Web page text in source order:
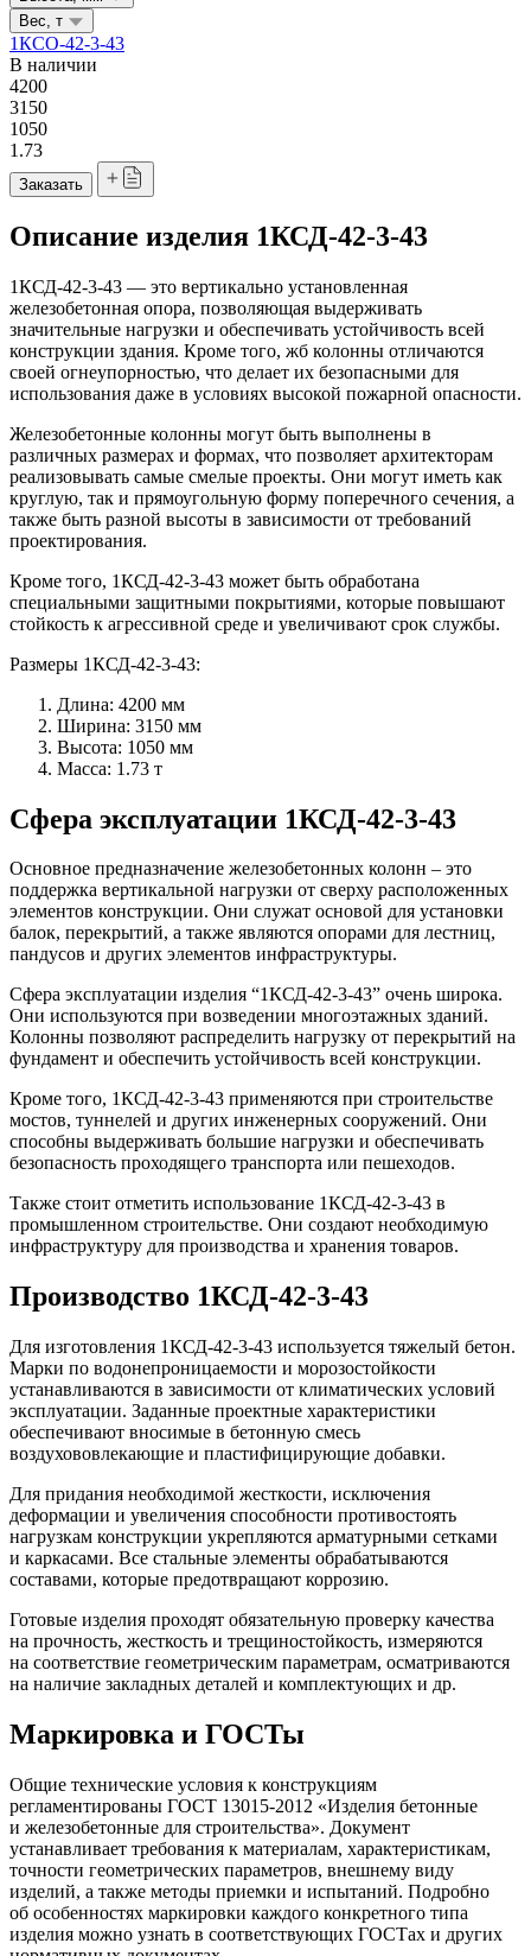
Вес, т
1КСО-42-3-43
В наличии
4200
3150
1050
1.73
Заказать
Описание изделия 1КСД-42-3-43
1КСД-42-3-43 — это вертикально установленная
железобетонная опора, позволяющая выдерживать
значительные нагрузки и обеспечивать устойчивость всей
конструкции здания. Кроме того, жб колонны отличаются
своей огнеупорностью, что делает их безопасными для
использования даже в условиях высокой пожарной опасности.
Железобетонные колонны могут быть выполнены в
различных размерах и формах, что позволяет архитекторам
реализовывать самые смелые проекты. Они могут иметь как
круглую, так и прямоугольную форму поперечного сечения, а
также быть разной высоты в зависимости от требований
проектирования.
Кроме того, 1КСД-42-3-43 может быть обработана
специальными защитными покрытиями, которые повышают
стойкость к агрессивной среде и увеличивают срок службы.
Размеры 1КСД-42-3-43:
Длина: 4200 мм
Ширина: 3150 мм
Высота: 1050 мм
Масса: 1.73 т
Сфера эксплуатации 1КСД-42-3-43
Основное предназначение железобетонных колонн – это
поддержка вертикальной нагрузки от сверху расположенных
элементов конструкции. Они служат основой для установки
балок, перекрытий, а также являются опорами для лестниц,
пандусов и других элементов инфраструктуры.
Сфера эксплуатации изделия “1КСД-42-3-43” очень широка.
Они используются при возведении многоэтажных зданий.
Колонны позволяют распределить нагрузку от перекрытий на
фундамент и обеспечить устойчивость всей конструкции.
Кроме того, 1КСД-42-3-43 применяются при строительстве
мостов, туннелей и других инженерных сооружений. Они
способны выдерживать большие нагрузки и обеспечивать
безопасность проходящего транспорта или пешеходов.
Также стоит отметить использование 1КСД-42-3-43 в
промышленном строительстве. Они создают необходимую
инфраструктуру для производства и хранения товаров.
Производство 1КСД-42-3-43
Для изготовления 1КСД-42-3-43 используется тяжелый бетон.
Марки по водонепроницаемости и морозостойкости
устанавливаются в зависимости от климатических условий
эксплуатации. Заданные проектные характеристики
обеспечивают вносимые в бетонную смесь
воздухововлекающие и пластифицирующие добавки.
Для придания необходимой жесткости, исключения
деформации и увеличения способности противостоять
нагрузкам конструкции укрепляются арматурными сетками
и каркасами. Все стальные элементы обрабатываются
составами, которые предотвращают коррозию.
Готовые изделия проходят обязательную проверку качества
на прочность, жесткость и трещиностойкость, измеряются
на соответствие геометрическим параметрам, осматриваются
на наличие закладных деталей и комплектующих и др.
Маркировка и ГОСТы
Общие технические условия к конструкциям
регламентированы ГОСТ 13015-2012 «Изделия бетонные
и железобетонные для строительства». Документ
устанавливает требования к материалам, характеристикам,
точности геометрических параметров, внешнему виду
изделий, а также методы приемки и испытаний. Подробно
об особенностях маркировки каждого конкретного типа
изделия можно узнать в соответствующих ГОСТах и других